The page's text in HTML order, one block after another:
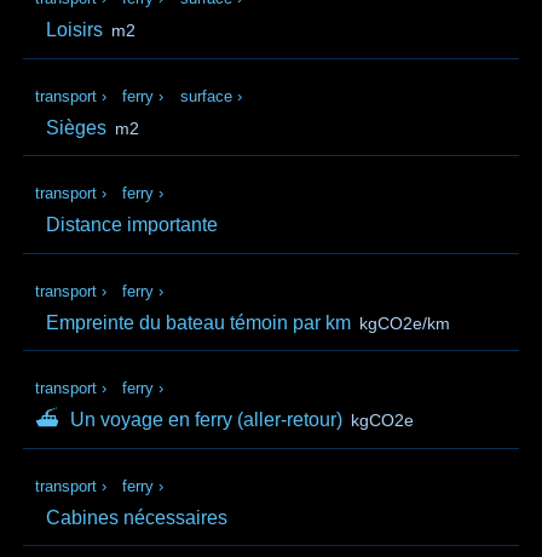
Loisirs m2
transport › ferry › surface ›
Sièges m2
transport › ferry ›
Distance importante
transport › ferry ›
Empreinte du bateau témoin par km kgCO2e/km
transport › ferry ›
⛴ Un voyage en ferry (aller‑retour) kgCO2e
transport › ferry ›
Cabines nécessaires